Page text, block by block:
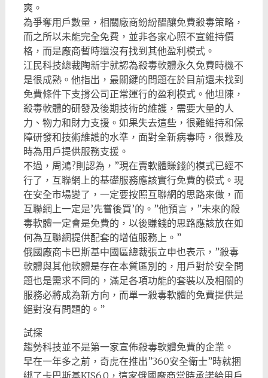
爽。
為爭奪用戶數量，相關廠商紛紛醞釀免費殺毒策略，
而之所以未能完全免費，並非各家心照不宣維持價
格，而是廠商暫時還沒有找到其他盈利模式。
江民科技總裁陶新宇就認為殺毒軟體永久免費時機不
是很成熟。他指出，最關鍵的問題在於目前還未找到
免費條件下支撐公司正常運行的盈利模式。他坦陳，
殺毒軟體的研發及後期技術的維護，需要大量的人
力、物力和財力支援。如果失去這些，很難維持和保
障研發和技術維護的水準，面對全新病毒時，很難及
時為用戶提供服務支援。
不過，周鴻?則認為，”現在賣軟體賺錢的模式已經不
行了，互聯網上的基礎服務應該實行免費的模式。現
在安全市場變了，一定要按照互聯網的思路來做，而
互聯網上一定是’先嘗後買’的。”他預言，”未來的殺
毒軟體一定會是免費的，以後賺錢的思路應該放在如
何為互聯網提供配套的增值服務上。”
俄國廠商卡巴斯基中國區總裁張立申也表示，”殺毒
軟體與其他軟體是存在本質區別的，用戶對於安全問
題也是需求不同的，滿足各項功能的套裝以及相關的
服務必將成為新方向，而單一殺毒軟體的免費提供是
絕對沒有問題的。”
試探
趨勢科技並不是第一家宣佈殺毒軟體免費的企業。
早在一年多之前，奇虎在推出”360安全衛士”時就捆
綁了卡巴斯基KIS6.0，這家俄國廠商當時承諾給用戶